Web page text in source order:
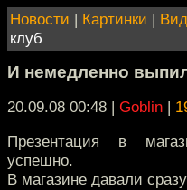
Новости | Картинки |
клуб
И немедленно
20.09.08 00:48 | Goblin |
Презентация в
успешно.
В магазине давали